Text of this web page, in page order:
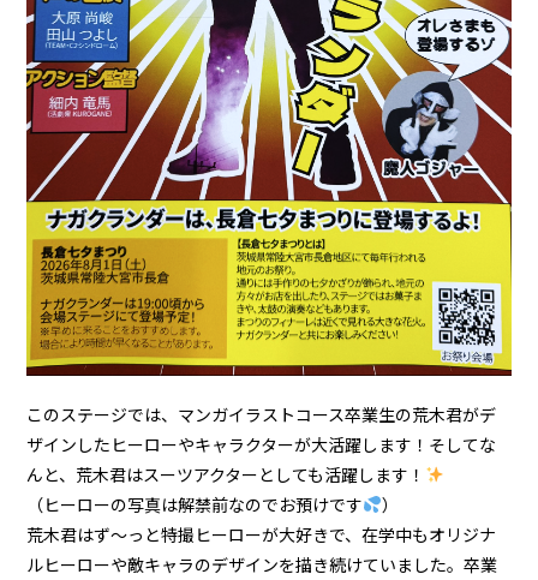
このステージでは、マンガイラストコース卒業生の荒木君がデ
ザインしたヒーローやキャラクターが大活躍します！そしてな
んと、荒木君はスーツアクターとしても活躍します！
（ヒーローの写真は解禁前なのでお預けです
）
荒木君はず～っと特撮ヒーローが大好きで、在学中もオリジナ
ルヒーローや敵キャラのデザインを描き続けていました。卒業